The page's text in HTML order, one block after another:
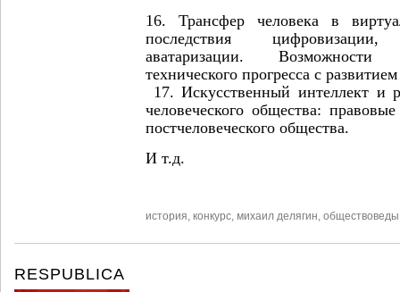
16. Трансфер человека в
последствия цифровизации,
аватаризации. Возможности
технического прогресса с
17. Искусственный интеллект и
человеческого общества:
постчеловеческого общества.
И т.д.
история конкурс михаил делягин обществоведы
RESPUBLICA